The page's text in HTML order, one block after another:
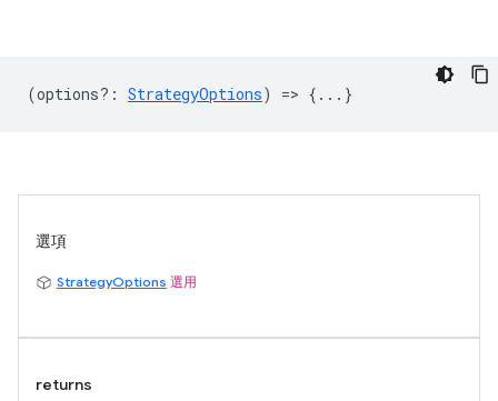
(options? : StrategyOptions) => {...}
選項
StrategyOptions 選用
returns